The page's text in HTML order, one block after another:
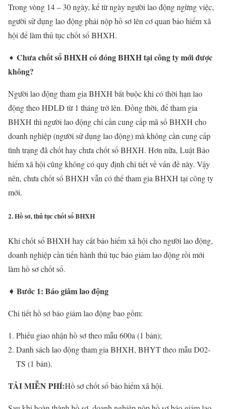
Trong vòng 14 – 30 ngày, kể từ ngày người lao động ngừng việc,
người sử dụng lao động phải nộp hồ sơ lên cơ quan bảo hiểm xã
hội để làm thủ tục chốt sổ BHXH.
➧ Chưa chốt sổ BHXH có đóng BHXH tại công ty mới được
không?
Người lao động tham gia BHXH bắt buộc khi có thời hạn lao
động theo HĐLĐ từ 1 tháng trở lên. Đồng thời, để tham gia
BHXH thì người lao động chỉ cần cung cấp mã số BHXH cho
doanh nghiệp (người sử dụng lao động) mà không cần cung cấp
tình trạng đã chốt hay chưa chốt số BHXH. Hơn nữa, Luật Bảo
hiểm xã hội cũng không có quy định chi tiết về vấn đề này. Vậy
nên, chưa chốt sổ BHXH vẫn có thể tham gia BHXH tại công ty
mới.
2. Hồ sơ, thủ tục chốt sổ BHXH
Khi chốt sổ BHXH hay cắt bảo hiểm xã hội cho người lao động,
doanh nghiệp cần tiến hành thủ tục báo giảm lao động rồi mới
làm hồ sơ chốt sổ.
➧ Bước 1: Báo giảm lao động
Chi tiết hồ sơ báo giảm lao động bao gồm:
Phiếu giao nhận hồ sơ theo mẫu 600a (1 bản);
Danh sách lao động tham gia BHXH, BHYT theo mẫu D02-
TS (1 bản).
TẢI MIỄN PHÍ:Hồ sơ chốt sổ bảo hiểm xã hội.